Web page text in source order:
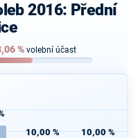
2016: Přední
% volební účast
10,00 % 10,00 %